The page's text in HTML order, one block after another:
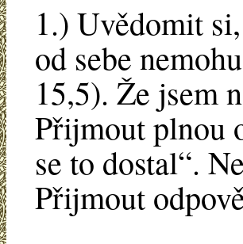
1.) Uvědomit
od sebe
15,5). Že jsem
Přijmout plnou
se to dostal“.
Přijmout